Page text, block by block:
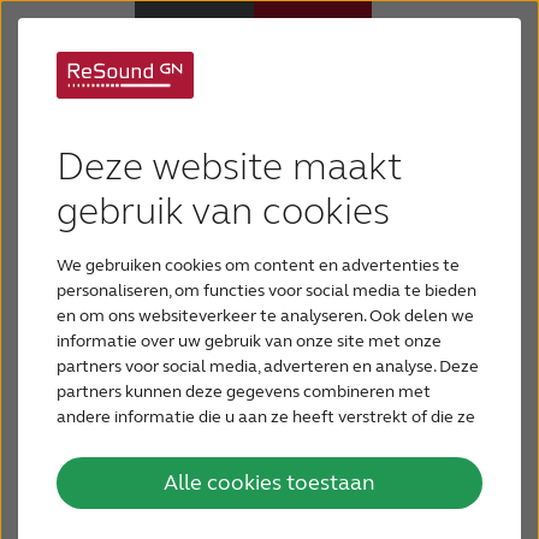
Deze website maakt
gebruik van cookies
We gebruiken cookies om content en advertenties te
personaliseren, om functies voor social media te bieden
en om ons websiteverkeer te analyseren. Ook delen we
informatie over uw gebruik van onze site met onze
partners voor social media, adverteren en analyse. Deze
partners kunnen deze gegevens combineren met
andere informatie die u aan ze heeft verstrekt of die ze
services.
Alle cookies toestaan
Hulp en ondersteuning
Over ReSound
Gehoorverlies
BLOG
VOOR PROFESSIONALS
tinnitus veroorzaakt?
Tinnitus is een storend geluid dat alleen u kunt
horen. Het wordt omschreven als fluiten, zoemen,
klikken, sissen of ander geluid. Het komt en het
gaat of is constant aanwezig. Het is belangrijk om
te realiseren dat tinnitus een symptoom is en geen
ziekte, al maakt dat het niet minder erg.